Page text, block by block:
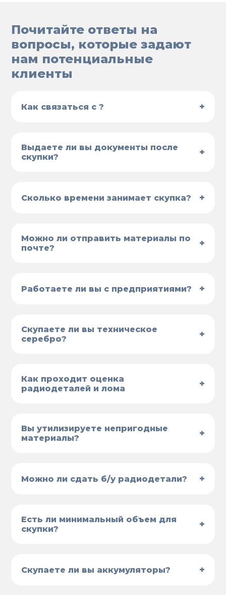
Почитайте ответы на
вопросы, которые задают
нам потенциальные
клиенты
Как связаться с ? +
Выдаете ли вы документы после
скупки?
+
Сколько времени занимает скупка? +
Можно ли отправить материалы по
почте?
+
Работаете ли вы с предприятиями? +
Скупаете ли вы техническое
серебро?
+
Как проходит оценка
радиодеталей и лома
+
Вы утилизируете непригодные
материалы?
+
Можно ли сдать б/у радиодетали? +
Есть ли минимальный объем для
скупки?
+
Скупаете ли вы аккумуляторы? +